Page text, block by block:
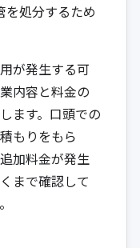
を処分するため
が発生する可
内容と料金の
ます。口頭での
もりをもら
加料金が発生
まで確認して